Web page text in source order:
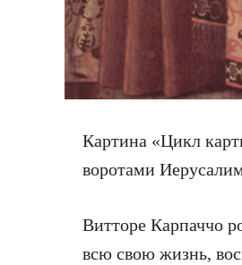
Картина «Цикл
воротами
Витторе Карпаччо
всю свою жизнь,